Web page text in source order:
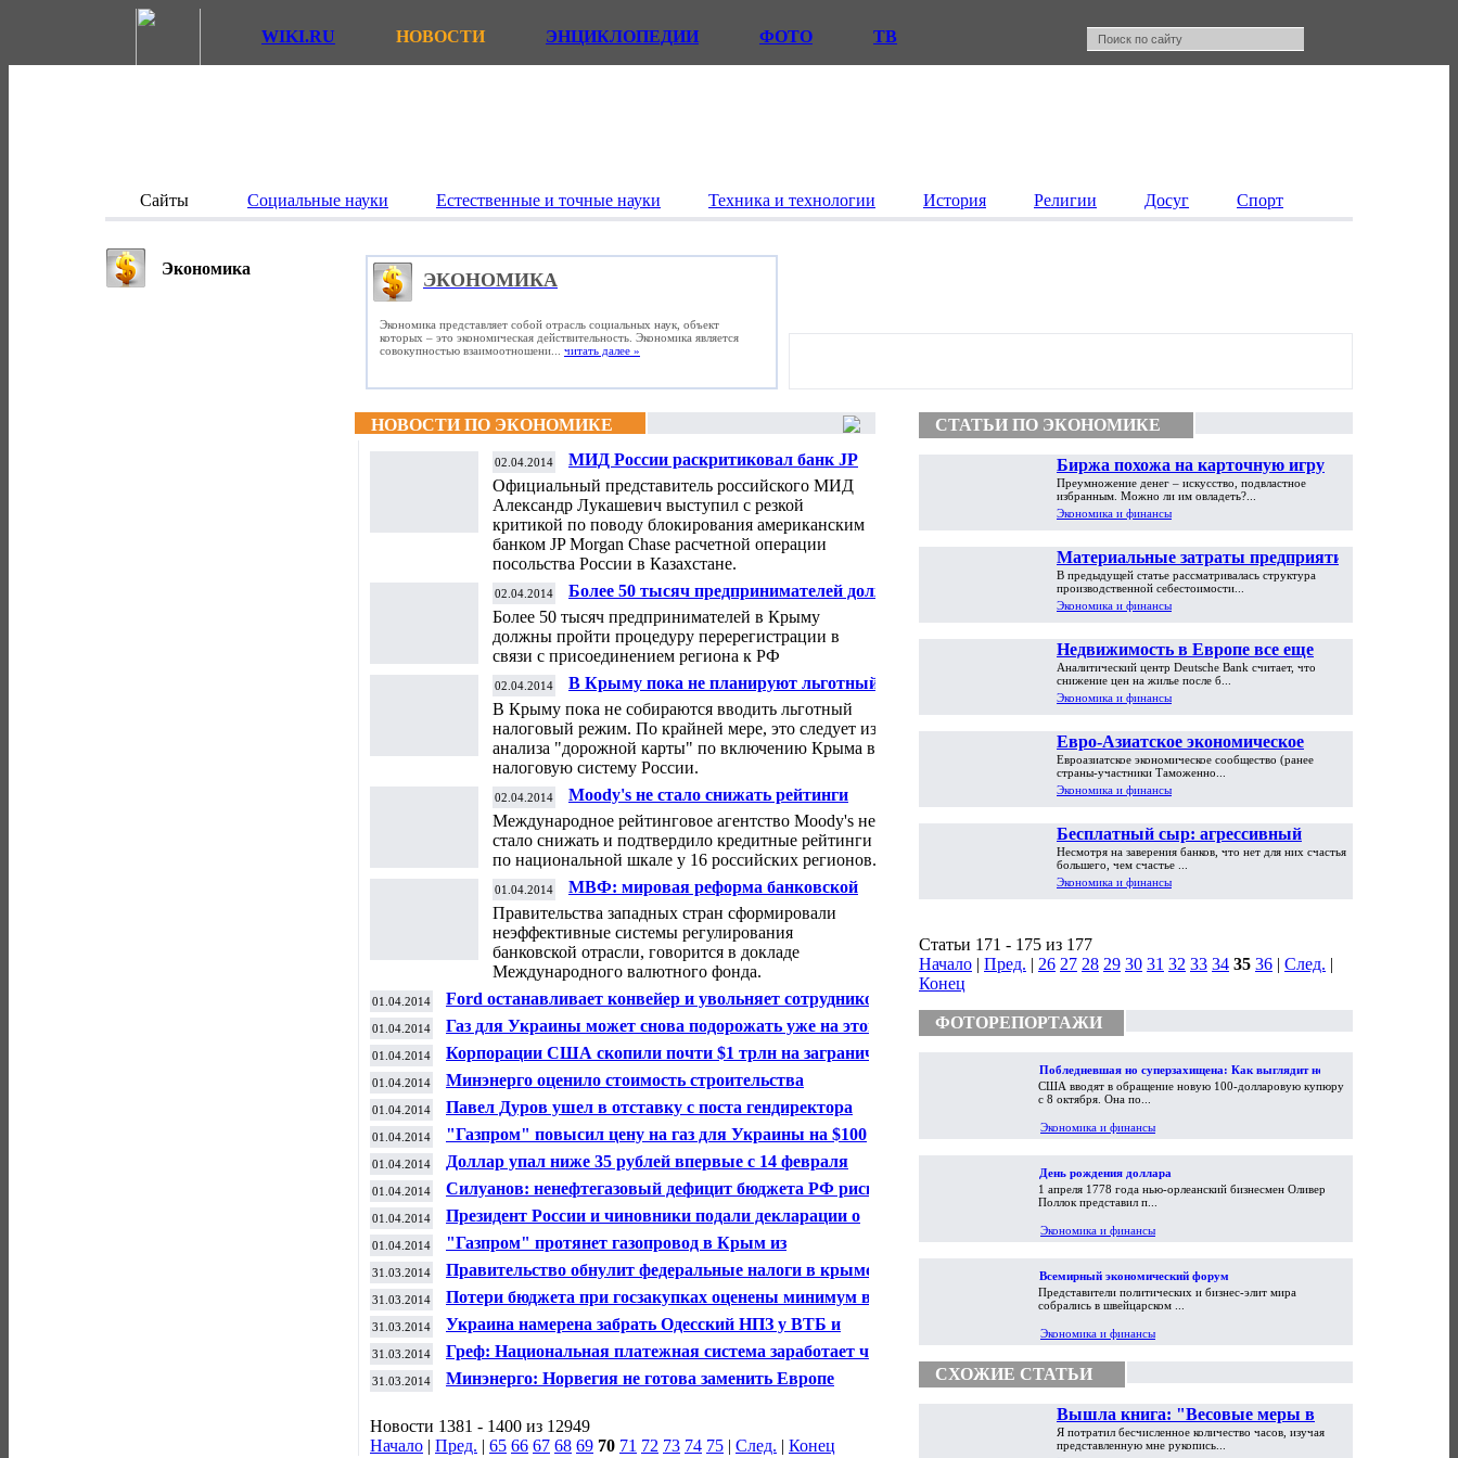
WIKI.RU НОВОСТИ ЭНЦИКЛОПЕДИИ ФОТО ТВ
Сайты Социальные науки Естественные и точные науки Техника и технологии История Религии Досуг Спорт
Экономика
ЭКОНОМИКА
Экономика представляет собой отрасль социальных наук, объект
которых – это экономическая действительность. Экономика является
совокупностью взаимоотношени... читать далее »
НОВОСТИ ПО ЭКОНОМИКЕ
02.04.2014
МИД России раскритиковал банк JP
Morgan Chase
Официальный представитель российского МИД
Александр Лукашевич выступил с резкой
критикой по поводу блокирования американским
банком JP Morgan Chase расчетной операции
посольства России в Казахстане.
02.04.2014
Более 50 тысяч предпринимателей должны
перерегистрироваться в Крыму
Более 50 тысяч предпринимателей в Крыму
должны пройти процедуру перерегистрации в
связи с присоединением региона к РФ
02.04.2014
В Крыму пока не планируют льготный
налоговый режим
В Крыму пока не собираются вводить льготный
налоговый режим. По крайней мере, это следует из
анализа "дорожной карты" по включению Крыма в
налоговую систему России.
02.04.2014
Moody's не стало снижать рейтинги
Москвы, Петербурга и других регионов
Международное рейтинговое агентство Moody's не
стало снижать и подтвердило кредитные рейтинги
по национальной шкале у 16 российских регионов.
01.04.2014
МВФ: мировая реформа банковской
системы провалилась
Правительства западных стран сформировали
неэффективные системы регулирования
банковской отрасли, говорится в докладе
Международного валютного фонда.
01.04.2014
Ford останавливает конвейер и увольняет сотрудников в
России
01.04.2014
Газ для Украины может снова подорожать уже на этой
неделе
01.04.2014
Корпорации США скопили почти $1 трлн на заграничных
счетах
01.04.2014
Минэнерго оценило стоимость строительства
электростанций в Крыму
01.04.2014
Павел Дуров ушел в отставку с поста гендиректора
"ВКонтакте"
01.04.2014 "Газпром" повысил цену на газ для Украины на $100
01.04.2014 Доллар упал ниже 35 рублей впервые с 14 февраля
01.04.2014
Силуанов: ненефтегазовый дефицит бюджета РФ рискует
превысить 10% ВВП
01.04.2014
Президент России и чиновники подали декларации о
доходах
01.04.2014
"Газпром" протянет газопровод в Крым из
Краснодарского края
31.03.2014
Правительство обнулит федеральные налоги в крымской
ОЭЗ
31.03.2014
Потери бюджета при госзакупках оценены минимум в 290
млрд руб.
31.03.2014
Украина намерена забрать Одесский НПЗ у ВТБ и
национализировать его
31.03.2014
Греф: Национальная платежная система заработает через
полгода
31.03.2014
Минэнерго: Норвегия не готова заменить Европе
Новости 1381 - 1400 из 12949
Начало | Пред. | 65 66 67 68 69 70 71 72 73 74 75 | След. | Конец
СТАТЬИ ПО ЭКОНОМИКЕ
Биржа похожа на карточную игру
Преумножение денег – искусство, подвластное
избранным. Можно ли им овладеть?...
Экономика и финансы
Материальные затраты предприятия
В предыдущей статье рассматривалась структура
производственной себестоимости...
Экономика и финансы
Недвижимость в Европе все еще
слишком дорогая
Аналитический центр Deutsche Bank считает, что
снижение цен на жилье после б...
Экономика и финансы
Евро-Азиатское экономическое
сообщество (ЕврАзЭС)
Евроазиатское экономическое сообщество (ранее
страны-участники Таможенно...
Экономика и финансы
Бесплатный сыр: агрессивный
маркетинг банков никто не отменял
Несмотря на заверения банков, что нет для них счастья
большего, чем счастье ...
Экономика и финансы
Статьи 171 - 175 из 177
Начало | Пред. | 26 27 28 29 30 31 32 33 34 35 36 | След. |
Конец
ФОТОРЕПОРТАЖИ
Побледневшая но суперзахищена: Как выглядит новая
100-долларовая купюра
США вводят в обращение новую 100-долларовую купюру
с 8 октября. Она по...
Экономика и финансы
День рождения доллара
1 апреля 1778 года нью-орлеанский бизнесмен Оливер
Поллок представил п...
Экономика и финансы
Всемирный экономический форум
Представители политических и бизнес-элит мира
собрались в швейцарском ...
Экономика и финансы
СХОЖИЕ СТАТЬИ
Вышла книга: "Весовые меры в
торговой практике Античности и
Я потратил бесчисленное количество часов, изучая
представленную мне рукопись...